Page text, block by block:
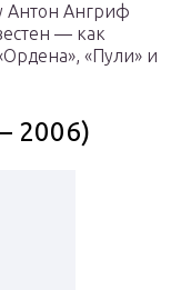
Антон Ангриф
— как
«Пули» и
2006)